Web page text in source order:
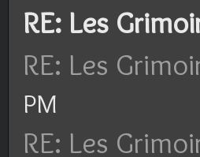
RE: Les
RE: Les
PM
RE: Les